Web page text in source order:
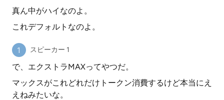
真ん中がハイなのよ。
これデフォルトなのよ。
スピーカー 1
で、エクストラMAXってやつだ。
マックスがこれどれだけトークン消費するけど本当にえ
えねみたいな。